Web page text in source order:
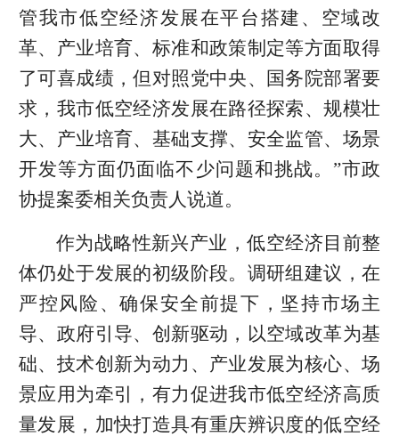
管我市低空经济发展在平台搭建、空域改
革、产业培育、标准和政策制定等方面取得
了可喜成绩，但对照党中央、国务院部署要
求，我市低空经济发展在路径探索、规模壮
大、产业培育、基础支撑、安全监管、场景
开发等方面仍面临不少问题和挑战。”市政
协提案委相关负责人说道。
作为战略性新兴产业，低空经济目前整
体仍处于发展的初级阶段。调研组建议，在
严控风险、确保安全前提下，坚持市场主
导、政府引导、创新驱动，以空域改革为基
础、技术创新为动力、产业发展为核心、场
景应用为牵引，有力促进我市低空经济高质
量发展，加快打造具有重庆辨识度的低空经